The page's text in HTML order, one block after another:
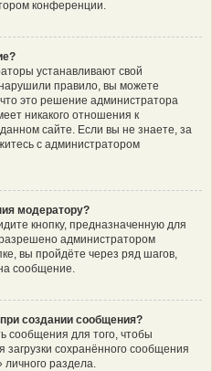
конференции.
устанавливают свой
правило, вы можете
это решение администратора
никакого отношения к
сайте. Если вы не знаете, за
с администратором
модератору?
кнопку, предназначенную для
администратором
вы пройдёте через ряд шагов,
сообщение.
создании сообщения?
сообщения для того, чтобы
загрузки сохранённого сообщения
раздела.